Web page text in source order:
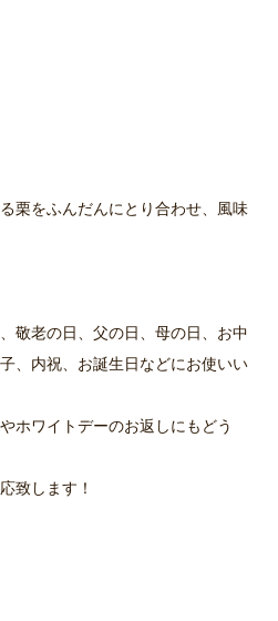
栗をふんだんにとり合わせ、風味
敬老の日、父の日、母の日、お中
、内祝、お誕生日などにお使いい
ホワイトデーのお返しにもどう
致します！